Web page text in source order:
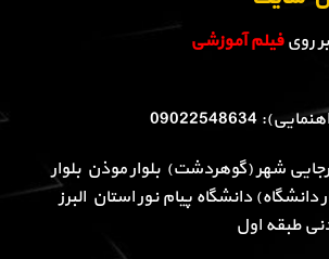
رویفیلم آموزشی
09022548634
شهر (گوهردشت) بلوار موذن بلوار
دانشگاه پیام نور استان البرز
طبقه اول